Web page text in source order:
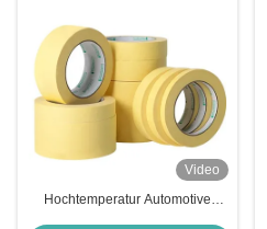
Video
Hochtemperatur Automotive